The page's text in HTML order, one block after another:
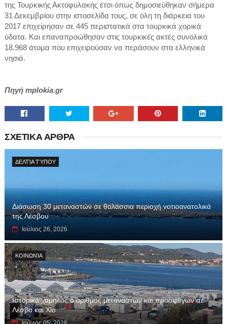
της Τουρκικής Ακτοφυλακής έτσι όπως δημοσιεύθηκαν σήμερα
31 Δεκεμβρίου στην ιστοσελίδα τους, σε όλη τη διάρκεια του
2017 επιχείρησαν σε 445 περιστατικά στα τουρκικά χορικά
ύδατα. Και επαναπροώθησαν στις τουρκικές ακτές συνολικά
18.968 άτομα που επιχειρούσαν να περάσουν στα ελληνικά
νησιά.
Πηγή mplokia.gr
ΣΧΕΤΙΚΑ ΑΡΘΡΑ
ΔΕΛΤΊΑ ΤΎΠΟΥ
Διάσωση 30 μεταναστών σε θαλάσσια περιοχή νοτιοανατολικά
της Λέσβου
Ιούλιος 26, 2026
ΚΟΙΝΩΝΊΑ
Ιστορικά χαμηλός ο αριθμός μεταναστών και προσφύγων σε
Λέσβο και Χίο